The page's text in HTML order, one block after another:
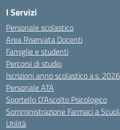
I Servizi
Personale scolastico
Area Riservata Docenti
Famiglie e studenti
Percorsi di studio
Iscrizioni anno scolastico a.s.
Personale ATA
Sportello D’Ascolto Psicologico
Somministrazione Farmaci a
Utilità